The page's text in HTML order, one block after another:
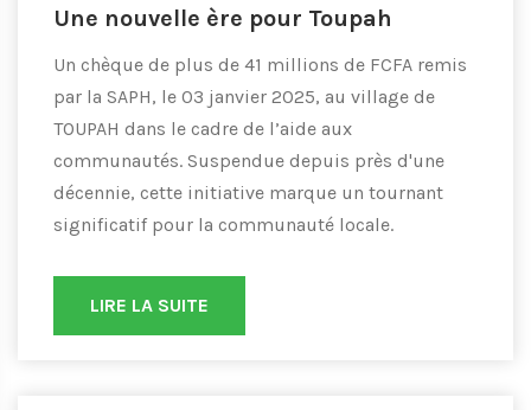
Une nouvelle ère pour Toupah
Un chèque de plus de 41 millions de FCFA remis
par la SAPH, le 03 janvier 2025, au village de
TOUPAH dans le cadre de l’aide aux
communautés. Suspendue depuis près d'une
décennie, cette initiative marque un tournant
significatif pour la communauté locale.
LIRE LA SUITE